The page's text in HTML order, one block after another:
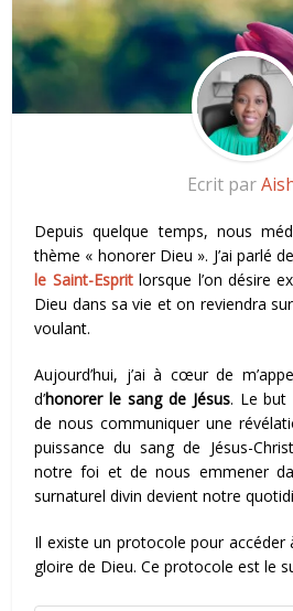
Ecrit par
Depuis quelque temps, nous
thème « honorer Dieu ». J’ai parlé
le Saint-Espritlorsque l’on désire
Dieu dans sa vie et on reviendra
voulant.
Aujourd’hui, j’ai à cœur de
d’honorer le sang de Jésus. Le but
de nous communiquer une
puissance du sang de Jésus-
notre foi et de nous emmener
surnaturel divin devient notre
Il existe un protocole pour accéder
gloire de Dieu. Ce protocole est le